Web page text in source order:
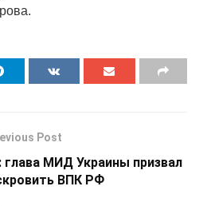
Post
глава МИД Украины призвал
ВПК РФ